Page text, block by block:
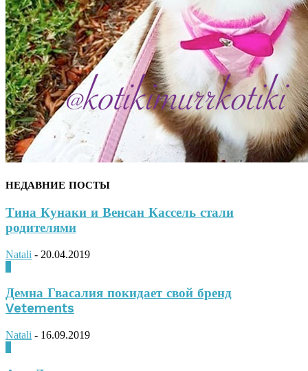
НЕДАВНИЕ ПОСТЫ
Тина Кунаки и Венсан Кассель стали
родителями
Natali - 20.04.2019
Демна Гвасалия покидает свой бренд
Vetements
Natali - 16.09.2019